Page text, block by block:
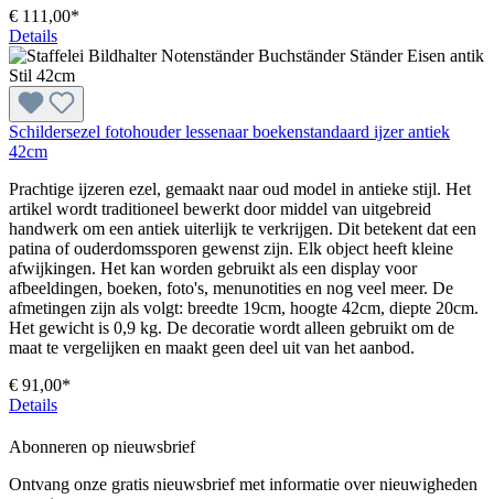
€ 111,00*
Details
Schildersezel fotohouder lessenaar boekenstandaard ijzer antiek
42cm
Prachtige ijzeren ezel, gemaakt naar oud model in antieke stijl. Het
artikel wordt traditioneel bewerkt door middel van uitgebreid
handwerk om een antiek uiterlijk te verkrijgen. Dit betekent dat een
patina of ouderdomssporen gewenst zijn. Elk object heeft kleine
afwijkingen. Het kan worden gebruikt als een display voor
afbeeldingen, boeken, foto's, menunotities en nog veel meer. De
afmetingen zijn als volgt: breedte 19cm, hoogte 42cm, diepte 20cm.
Het gewicht is 0,9 kg. De decoratie wordt alleen gebruikt om de
maat te vergelijken en maakt geen deel uit van het aanbod.
€ 91,00*
Details
Abonneren op nieuwsbrief
Ontvang onze gratis nieuwsbrief met informatie over nieuwigheden